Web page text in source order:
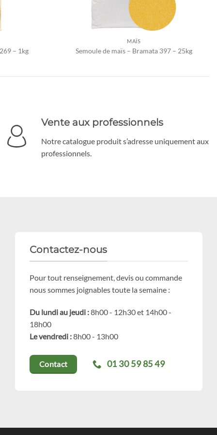
– 1kg
MAÏS
Semoule de maïs – Bramata 397 – 25kg
Vente aux professionnels
Notre catalogue produit s’adresse uniquement aux
professionnels.
Contactez-nous
Pour tout renseignement, devis ou commande
nous sommes joignables toute la semaine :
Du lundi au jeudi :8h00 - 12h30 et 14h00 -
18h00
Le vendredi :8h00 - 13h00
Contact 01 30 59 85 49